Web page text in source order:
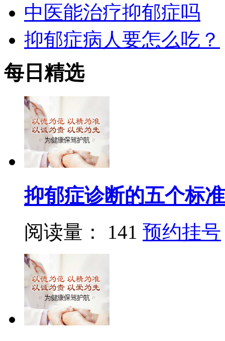
中医能治疗抑郁症吗
抑郁症病人要怎么吃？
每日精选
抑郁症诊断的五个标准
阅读量： 141 预约挂号